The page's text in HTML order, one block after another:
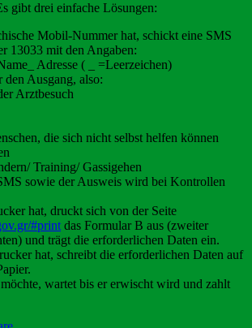
gibt drei einfache Lösungen:
Mobil-Nummer hat, schickt eine SMS
13033 mit den Angaben:
Adresse ( _ =Leerzeichen)
Ausgang, also:
Arztbesuch
die sich nicht selbst helfen können
Training/ Gassigehen
sowie der Ausweis wird bei Kontrollen
hat, druckt sich von der Seite
#printdas Formular B aus (zweiter
und trägt die erforderlichen Daten ein.
hat, schreibt die erforderlichen Daten auf
wartet bis er erwischt wird und zahlt